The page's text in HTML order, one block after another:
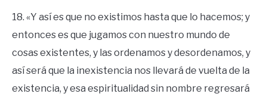
18. «Y así es que no existimos hasta que lo hacemos; y
entonces es que jugamos con nuestro mundo de
cosas existentes, y las ordenamos y desordenamos, y
así será que la inexistencia nos llevará de vuelta de la
existencia, y esa espiritualidad sin nombre regresará